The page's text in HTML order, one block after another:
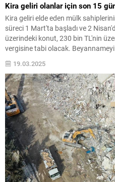
Kira geliri olanlar için son 15
Kira geliri elde eden mülk
süreci 1 Mart'ta başladı ve 2
üzerindeki konut, 230 bin TL'nin
vergisine tabi olacak.
işlemlerle karşı karşıya kalacak.
19.03.2025